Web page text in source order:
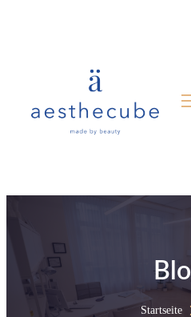
Startseite